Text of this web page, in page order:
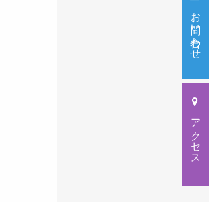
お問い合わせ
アクセス